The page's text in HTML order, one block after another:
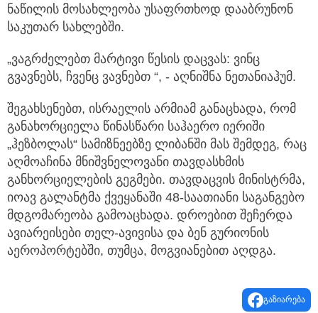
ნაწილის მოსახლეობა უსაფრთხოდ დააბრუნონ
საკუთარ სახლებში.
„ვაგრძელებთ მარტივი წესის დაცვას: ვინც
გვავნებს, ჩვენც ვავნებთ “, - აღნიშნა ნეთანიაჰუმ.
შეგახსენებთ, ისრაელის არმიამ განაცხადა, რომ
განახორციელა წინასწარი საჰაერო იერიში
„ჰეზბოლას“ სამიზნეებზე ლიბანში მას შემდეგ, რაც
აღმოაჩინა მნიშვნელოვანი თავდასხმის
განხორციელების გეგმები. თავდაცვის მინისტრმა,
იოავ გალანტმა ქვეყანაში 48-საათიანი საგანგებო
მდგომარეობა გამოაცხადა. დროებით შეჩერდა
ავიარეისები თელ-ავივისა და ბენ გურიონის
აეროპორტებში, თუმცა, მოგვიანებით აღდგა.
გაზიარება